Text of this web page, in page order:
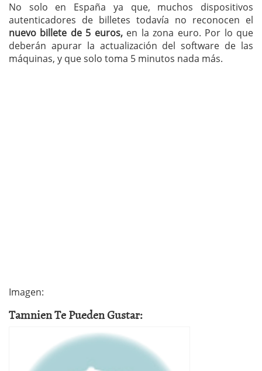
No solo en España ya que, muchos dispositivos
autenticadores de billetes todavía no reconocen el
nuevo billete de 5 euros,en la zona euro. Por lo que
deberán apurar la actualización del software de las
máquinas, y que solo toma 5 minutos nada más.
Imagen:
Tamnien Te Pueden Gustar: